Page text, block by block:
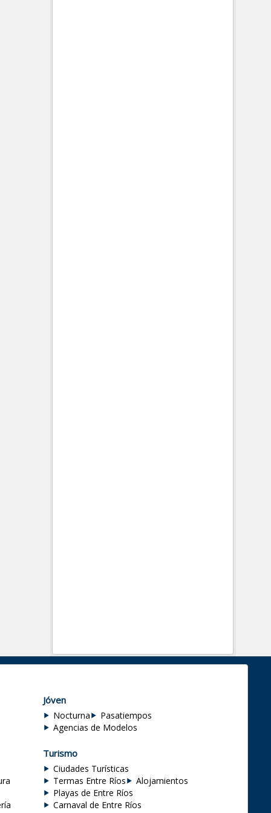
Jóven
Nocturna
Pasatiempos
Agencias de Modelos
Turismo
Ciudades Turísticas
Termas Entre Ríos
Alojamientos
Playas de Entre Ríos
Carnaval de Entre Ríos